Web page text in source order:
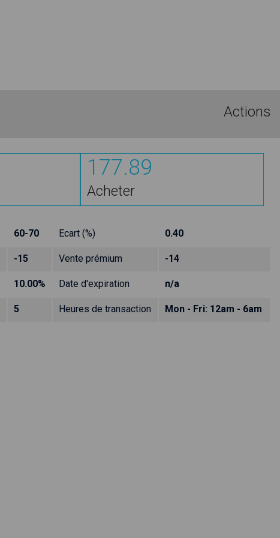
Actions
177.89
Acheter
60-70 Ecart (%) 0.40
-15 Vente prémium -14
10.00% Date d'expiration n/a
5 Heures de transaction Mon - Fri: 12am - 6am